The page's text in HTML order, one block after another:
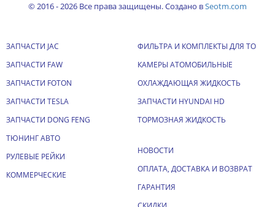
© 2016 - 2026 Все права защищены. Создано вSeotm.com
ЗАПЧАСТИ JAC
ЗАПЧАСТИ FAW
ЗАПЧАСТИ FOTON
ЗАПЧАСТИ TESLA
ЗАПЧАСТИ DONG FENG
ТЮНИНГ АВТО
РУЛЕВЫЕ РЕЙКИ
КОММЕРЧЕСКИЕ
ФИЛЬТРА И КОМПЛЕКТЫ ДЛЯ ТО
КАМЕРЫ АТОМОБИЛЬНЫЕ
ОХЛАЖДАЮЩАЯ ЖИДКОСТЬ
ЗАПЧАСТИ HYUNDAI HD
ТОРМОЗНАЯ ЖИДКОСТЬ
НОВОСТИ
ОПЛАТА, ДОСТАВКА И ВОЗВРАТ
ГАРАНТИЯ